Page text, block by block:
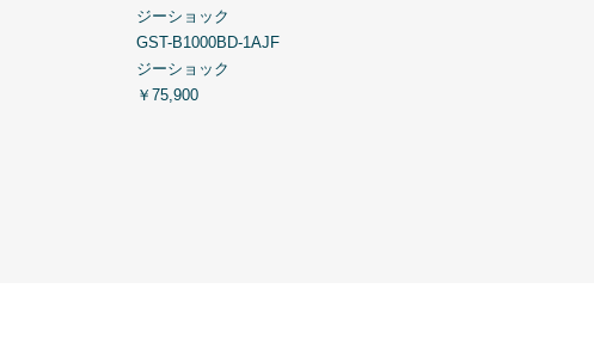
ジーショック
GST-B1000BD-1AJF
ジーショック
￥75,900